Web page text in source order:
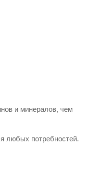
и минералов, чем
любых потребностей.